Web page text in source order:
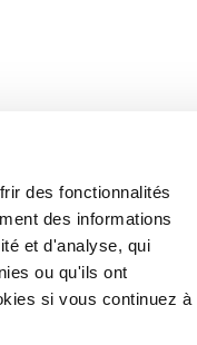
des fonctionnalités
des informations
et d'analyse, qui
ou qu'ils ont
si vous continuez à